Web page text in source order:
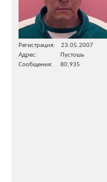
Регистрация
23.05.2007
Адрес
Пустошь
Сообщения
80,935